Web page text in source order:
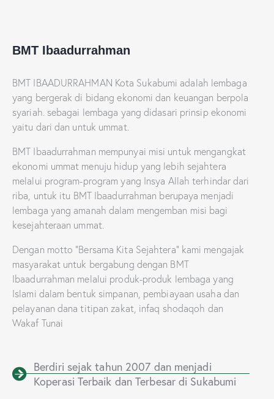
BMT Ibaadurrahman
BMT IBAADURRAHMAN Kota Sukabumi adalah lembaga
yang bergerak di bidang ekonomi dan keuangan berpola
syariah. sebagai lembaga yang didasari prinsip ekonomi
yaitu dari dan untuk ummat.
BMT Ibaadurrahman mempunyai misi untuk mengangkat
ekonomi ummat menuju hidup yang lebih sejahtera
melalui program-program yang Insya Allah terhindar dari
riba, untuk itu BMT Ibaadurrahman berupaya menjadi
lembaga yang amanah dalam mengemban misi bagi
kesejahteraan ummat.
Dengan motto “Bersama Kita Sejahtera” kami mengajak
masyarakat untuk bergabung dengan BMT
Ibaadurrahman melalui produk-produk lembaga yang
Islami dalam bentuk simpanan, pembiayaan usaha dan
pelayanan dana titipan zakat, infaq shodaqoh dan
Wakaf Tunai
Berdiri sejak tahun 2007 dan menjadi
Koperasi Terbaik dan Terbesar di Sukabumi